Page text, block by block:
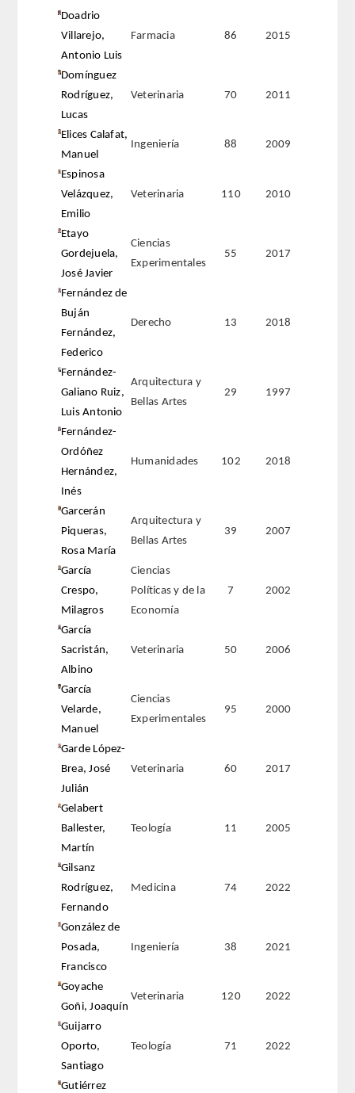
CONTACTO
Doadrio
Villarejo,
Antonio Luis
Farmacia 86 2015
Domínguez
Rodríguez,
Lucas
Veterinaria 70 2011
Elices Calafat,
Manuel
Ingeniería 88 2009
Espinosa
Velázquez,
Emilio
Veterinaria 110 2010
Etayo
Gordejuela,
José Javier
Ciencias
Experimentales
55 2017
Fernández de
Buján
Fernández,
Federico
Derecho 13 2018
Fernández-
Galiano Ruiz,
Luis Antonio
Arquitectura y
Bellas Artes
29 1997
Fernández-
Ordóñez
Hernández,
Inés
Humanidades 102 2018
Garcerán
Piqueras,
Rosa María
Arquitectura y
Bellas Artes
39 2007
García
Crespo,
Milagros
Ciencias
Políticas y de la
Economía
7 2002
García
Sacristán,
Albino
Veterinaria 50 2006
García
Velarde,
Manuel
Ciencias
Experimentales
95 2000
Garde López-
Brea, José
Julián
Veterinaria 60 2017
Gelabert
Ballester,
Martín
Teología 11 2005
Gilsanz
Rodríguez,
Fernando
Medicina 74 2022
González de
Posada,
Francisco
Ingeniería 38 2021
Goyache
Goñi, Joaquín
Veterinaria 120 2022
Guijarro
Oporto,
Santiago
Teología 71 2022
Gutiérrez